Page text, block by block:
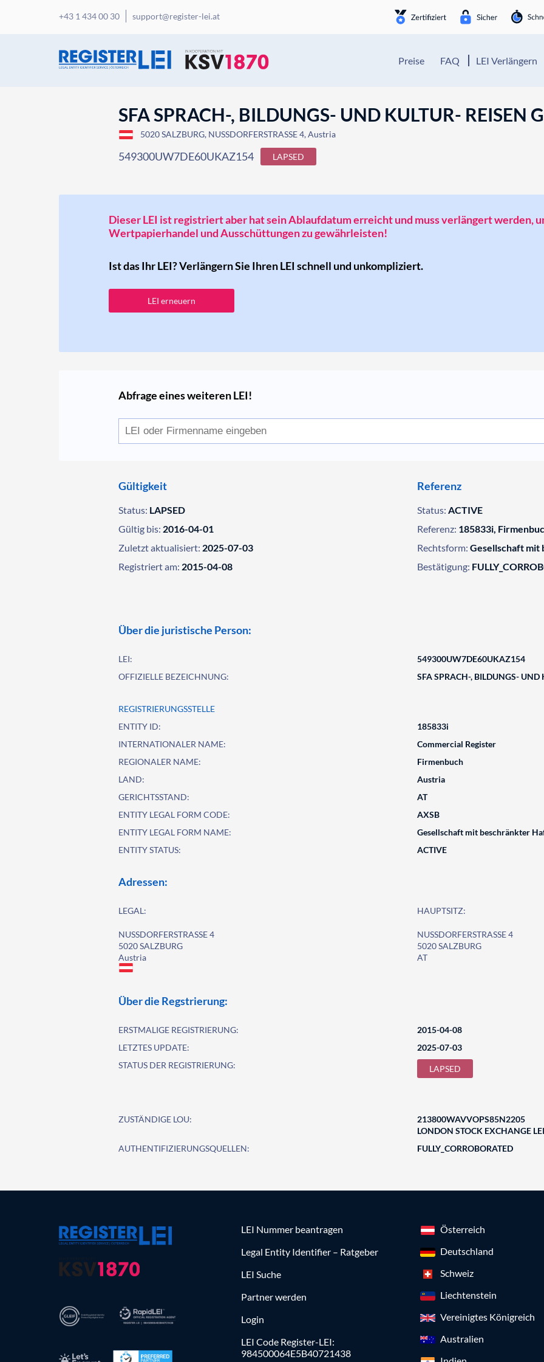
+43 1 434 00 30 support@register-lei.at
Preise FAQ LEI Verlängern
SFA SPRACH-, BILDUNGS- UND KULTUR- REISEN
5020 SALZBURG, NUSSDORFERSTRASSE 4, Austria
549300UW7DE60UKAZ154 LAPSED
Dieser LEI ist registriert aber hat sein Ablaufdatum erreicht und muss verlängert werden,
Wertpapierhandel und Ausschüttungen zu gewährleisten!
Ist das Ihr LEI? Verlängern Sie Ihren LEI schnell und unkompliziert.
LEI erneuern
Abfrage eines weiteren LEI!
Gültigkeit
Status: LAPSED
Gültig bis: 2016-04-01
Zuletzt aktualisiert: 2025-07-03
Registriert am: 2015-04-08
Referenz
Status: ACTIVE
Referenz: 185833i,
Rechtsform: Gesellschaft mit
Bestätigung:
Über die juristische Person:
LEI:
549300UW7DE60UKAZ154
OFFIZIELLE BEZEICHNUNG:
SFA SPRACH-, BILDUNGS- UND
REGISTRIERUNGSSTELLE
ENTITY ID:
185833i
INTERNATIONALER NAME:
Commercial Register
REGIONALER NAME:
Firmenbuch
LAND:
Austria
GERICHTSSTAND:
AT
ENTITY LEGAL FORM CODE:
AXSB
ENTITY LEGAL FORM NAME:
Gesellschaft mit beschränkter
ENTITY STATUS:
ACTIVE
Adressen:
LEGAL:
NUSSDORFERSTRASSE 4
5020 SALZBURG
Austria
HAUPTSITZ:
NUSSDORFERSTRASSE 4
5020 SALZBURG
AT
Über die Regstrierung:
ERSTMALIGE REGISTRIERUNG:
2015-04-08
LETZTES UPDATE:
2025-07-03
STATUS DER REGISTRIERUNG:
LAPSED
ZUSTÄNDIGE LOU:
213800WAVVOPS85N2205
LONDON STOCK EXCHANGE
AUTHENTIFIZIERUNGSQUELLEN:
FULLY_CORROBORATED
LEI Nummer beantragen
Legal Entity Identifier – Ratgeber
LEI Suche
Partner werden
Login
LEI Code Register-LEI:
984500064E5B40721438
Österreich
Deutschland
Schweiz
Liechtenstein
Vereinigtes Königreich
Australien